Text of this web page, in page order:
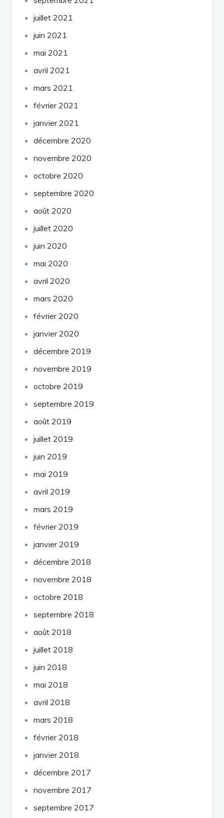
juillet 2021
juin 2021
mai 2021
avril 2021
mars 2021
février 2021
janvier 2021
décembre 2020
novembre 2020
octobre 2020
septembre 2020
août 2020
juillet 2020
juin 2020
mai 2020
avril 2020
mars 2020
février 2020
janvier 2020
décembre 2019
novembre 2019
octobre 2019
septembre 2019
août 2019
juillet 2019
juin 2019
mai 2019
avril 2019
mars 2019
février 2019
janvier 2019
décembre 2018
novembre 2018
octobre 2018
septembre 2018
août 2018
juillet 2018
juin 2018
mai 2018
avril 2018
mars 2018
février 2018
janvier 2018
décembre 2017
novembre 2017
septembre 2017